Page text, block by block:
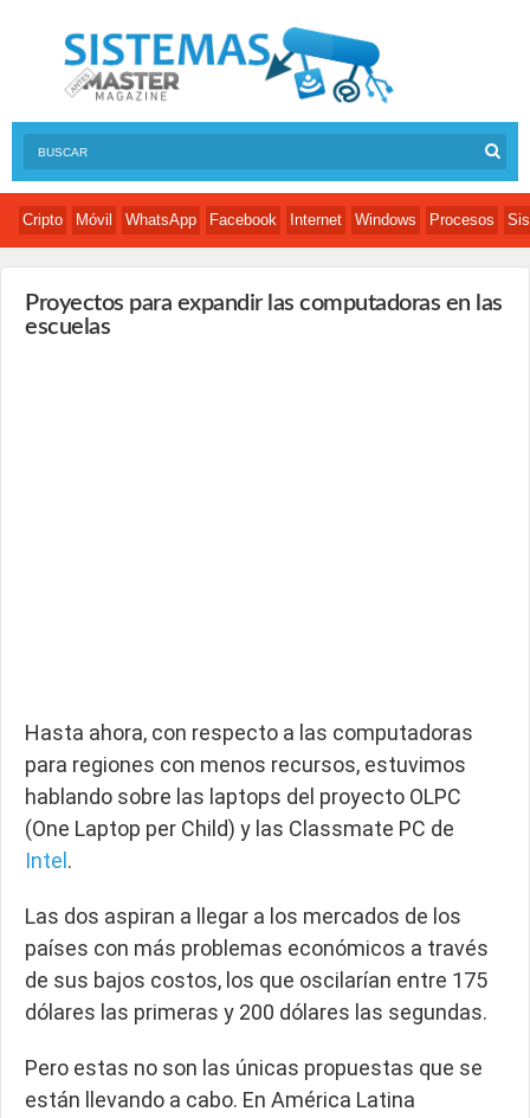
Cripto Móvil WhatsApp Facebook Internet Windows Procesos
Proyectos para expandir las computadoras en las
escuelas
Hasta ahora, con respecto a las computadoras
para regiones con menos recursos, estuvimos
hablando sobre las laptops del proyecto OLPC
(One Laptop per Child) y las Classmate PC de
Intel .
Las dos aspiran a llegar a los mercados de los
países con más problemas económicos a través
de sus bajos costos, los que oscilarían entre 175
dólares las primeras y 200 dólares las segundas.
Pero estas no son las únicas propuestas que se
están llevando a cabo. En América Latina